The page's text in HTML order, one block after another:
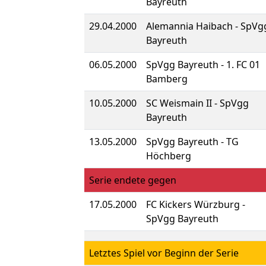
29.04.2000
Alemannia Haibach -
Bayreuth
06.05.2000
SpVgg Bayreuth - 1. FC 01
Bamberg
10.05.2000
SC Weismain II - SpVgg
Bayreuth
13.05.2000
SpVgg Bayreuth - TG
Höchberg
Serie endete gegen
17.05.2000
FC Kickers Würzburg -
SpVgg Bayreuth
Letztes Spiel vor Beginn der Serie